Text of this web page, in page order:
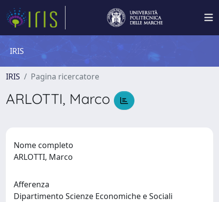
IRIS
IRIS Pagina ricercatore
ARLOTTI, Marco
Nome completo
ARLOTTI, Marco
Afferenza
Dipartimento Scienze Economiche e Sociali